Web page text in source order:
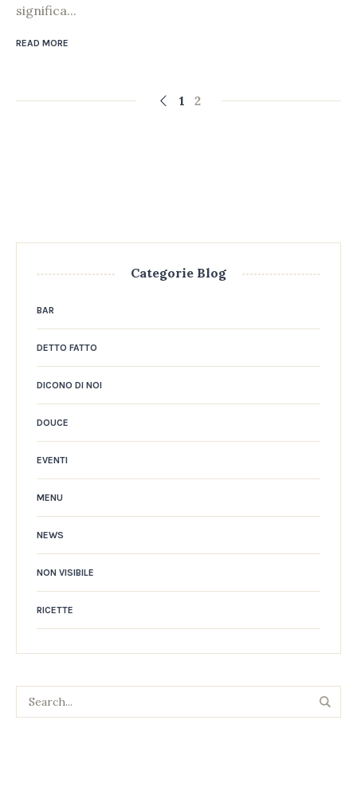
significa...
READ MORE
1 2
Categorie Blog
BAR
DETTO FATTO
DICONO DI NOI
DOUCE
EVENTI
MENU
NEWS
NON VISIBILE
RICETTE